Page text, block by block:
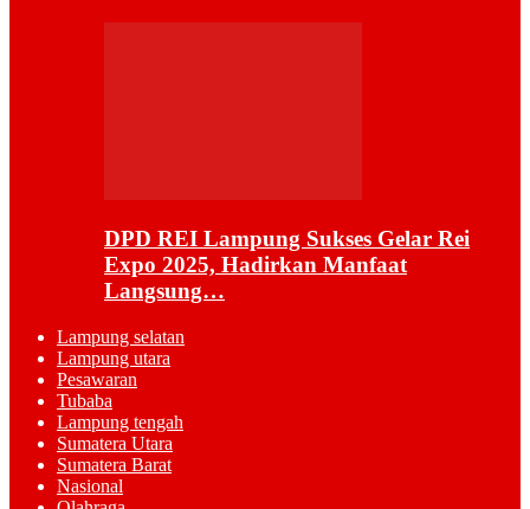
DPD REI Lampung Sukses Gelar Rei
Expo 2025, Hadirkan Manfaat
Langsung…
Lampung selatan
Lampung utara
Pesawaran
Tubaba
Lampung tengah
Sumatera Utara
Sumatera Barat
Nasional